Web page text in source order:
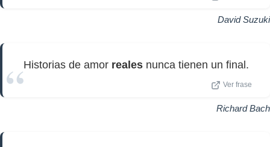
David Suzuki
Historias de amor reales nunca tienen un final.
Ver frase
Richard Bach